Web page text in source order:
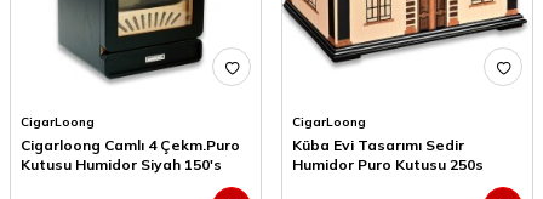
CigarLoong
Cigarloong Camlı 4 Çekm.Puro
Kutusu Humidor Siyah 150's
CigarLoong
Küba Evi Tasarımı Sedir
Humidor Puro Kutusu 250s